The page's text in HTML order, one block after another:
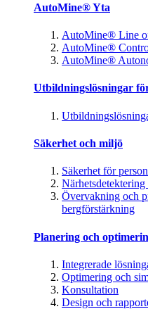
AutoMine® Yta
AutoMine® Line
AutoMine®
AutoMine®
Utbildningslösningar
Säkerhet och miljö
Säkerhet för
Övervakning och
bergförstärkning
Planering och
Integrerade
Optimering och
Konsultation
Design och